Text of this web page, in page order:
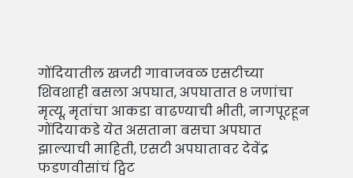
गोंदियातील खजरी गावाजवळ एसटीच्या
शिवशाही बसला अपघात, अपघातात ८ जणांचा
मृत्यू, मृतांचा आकडा वाढण्याची भीती, नागपूरहून
गोंदियाकडे येत असताना बसचा अपघात
झाल्याची माहिती, एसटी अपघातावर देवेंद्र
फडणवीसांचं ट्विट